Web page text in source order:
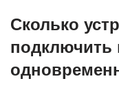
Сколько
подключить